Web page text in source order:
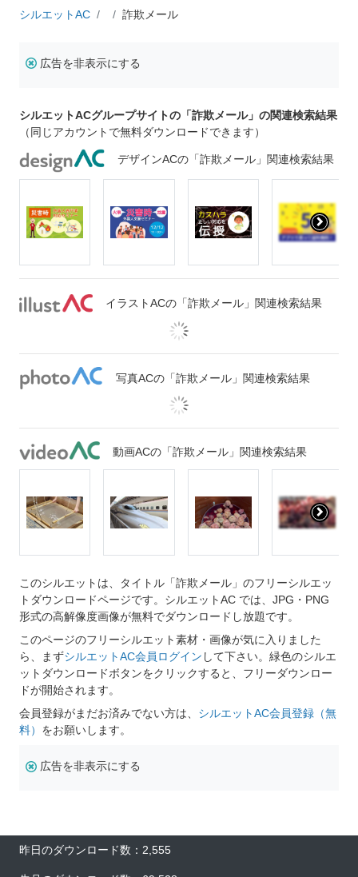
シルエットAC 詐欺メール
広告を非表示にする
シルエットACグループサイトの「詐欺メール」の関連検索結果
（同じアカウントで無料ダウンロードできます）
デザインACの「詐欺メール」関連検索結果
イラストACの「詐欺メール」関連検索結果
写真ACの「詐欺メール」関連検索結果
動画ACの「詐欺メール」関連検索結果
このシルエットは、タイトル「詐欺メール」のフリーシルエッ
トダウンロードページです。シルエットAC では、JPG・PNG
形式の高解像度画像が無料でダウンロードし放題です。
このページのフリーシルエット素材・画像が気に入りました
ら、まずシルエットAC会員ログイン して下さい。緑色のシルエ
ットダウンロードボタンをクリックすると、フリーダウンロー
ドが開始されます。
会員登録がまだお済みでない方は、 シルエットAC会員登録（無
料） をお願いします。
広告を非表示にする
昨日のダウンロード数：2,555